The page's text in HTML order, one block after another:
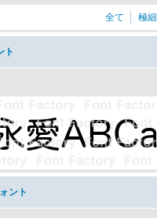
全て 極細
ト
ント